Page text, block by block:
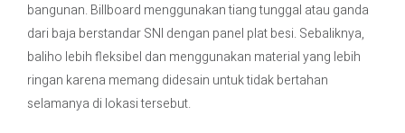
bangunan. Billboard menggunakan tiang tunggal atau ganda
dari baja berstandar SNI dengan panel plat besi. Sebaliknya,
baliho lebih fleksibel dan menggunakan material yang lebih
ringan karena memang didesain untuk tidak bertahan
selamanya di lokasi tersebut.